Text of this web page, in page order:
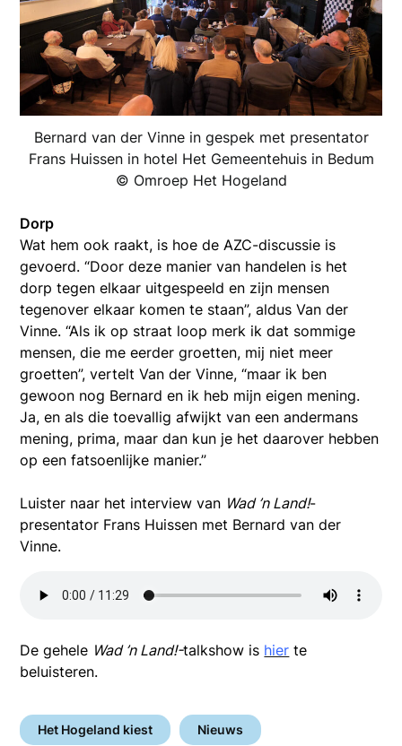
Bernard van der Vinne in gespek met presentator
Frans Huissen in hotel Het Gemeentehuis in Bedum
© Omroep Het Hogeland
Dorp
Wat hem ook raakt, is hoe de AZC-discussie is
gevoerd. “Door deze manier van handelen is het
dorp tegen elkaar uitgespeeld en zijn mensen
tegenover elkaar komen te staan”, aldus Van der
Vinne. “Als ik op straat loop merk ik dat sommige
mensen, die me eerder groetten, mij niet meer
groetten”, vertelt Van der Vinne, “maar ik ben
gewoon nog Bernard en ik heb mijn eigen mening.
Ja, en als die toevallig afwijkt van een andermans
mening, prima, maar dan kun je het daarover hebben
op een fatsoenlijke manier.”
Luister naar het interview van Wad ’n Land!-
presentator Frans Huissen met Bernard van der
Vinne.
De gehele Wad ’n Land!-talkshow is hier te
beluisteren.
Het Hogeland kiest Nieuws